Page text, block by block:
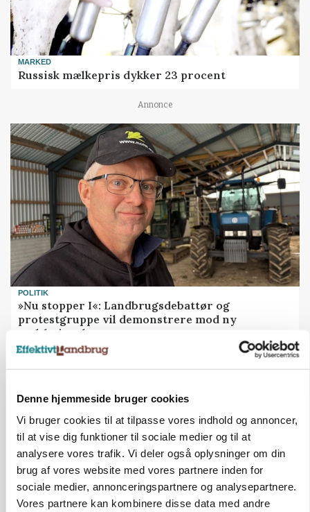
Denne hjemmeside bruger cookies
Vi bruger cookies til at tilpasse vores indhold og annoncer,
til at vise dig funktioner til sociale medier og til at
analysere vores trafik. Vi deler også oplysninger om din
brug af vores website med vores partnere inden for
sociale medier, annonceringspartnere og analysepartnere.
Vores partnere kan kombinere disse data med andre
MARKED
Russisk mælkepris dykker 23 procent
Annonce
POLITIK
»Nu stopper I«: Landbrugsdebattør og
protestgruppe vil demonstrere mod ny
gødskningslov
POLITIK
Folketinget behandler ny gødskningslov: Sådan
kan den ændre din bedrift fra 2027
Annonce
Loading...